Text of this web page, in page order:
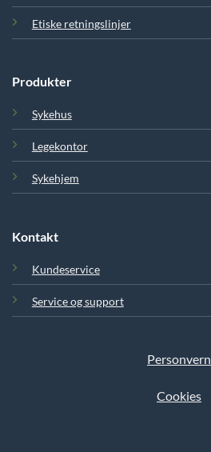
Etiske retningslinjer
Produkter
Sykehus
Legekontor
Sykehjem
Kontakt
Kundeservice
Service og support
Personvern
Cookies